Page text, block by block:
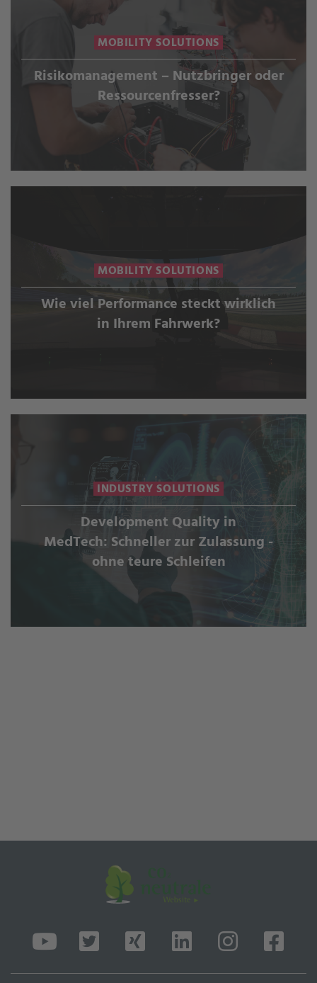
MOBILITY SOLUTIONS
Risikomanagement – Nutzbringer oder
Ressourcenfresser?
MOBILITY SOLUTIONS
Wie viel Performance steckt wirklich
in Ihrem Fahrwerk?
INDUSTRY SOLUTIONS
Development Quality in
MedTech: Schneller zur Zulassung -
ohne teure Schleifen